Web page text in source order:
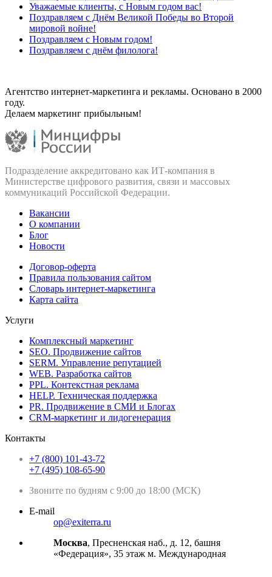
Уважаемые клиенты, с Новым годом вас!
Поздравляем с Днём Великой Победы во Второй
мировой войне!
Поздравляем с Новым годом!
Поздравляем с днём филолога!
Агентство интернет-маркетинга и рекламы. Основано в 2000
году.
Делаем маркетинг прибыльным!
Подразделение аккредитовано как ИТ‑компания в
Министерстве цифрового развития, связи и массовых
коммуникаций Российской Федерации.
Вакансии
О компании
Блог
Новости
Договор-оферта
Правила пользования сайтом
Словарь интернет-маркетинга
Карта сайта
Услуги
Комплексный маркетинг
SEO. Продвижение сайтов
SERM. Управление репутацией
WEB. Разработка сайтов
PPL. Контекстная реклама
HELP. Техническая поддержка
PR. Продвижение в СМИ и Блогах
CRM-маркетинг и лидогенерация
Контакты
+7 (800) 101-43-72
+7 (495) 108-65-90
Звоните по будням с 9:00 до 18:00 (МСК)
E-mail
op@exiterra.ru
Москва, Пресненская наб., д. 12, башня
«Федерация», 35 этаж м. Международная